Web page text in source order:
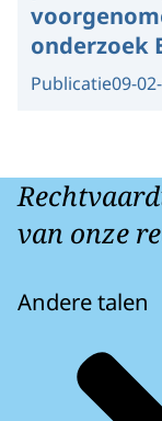
onderzoek
Publicatie09-
van onze
Andere talen